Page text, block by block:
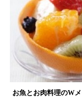
お魚とお肉料理のW